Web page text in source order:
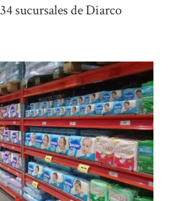
sucursales de Diarco